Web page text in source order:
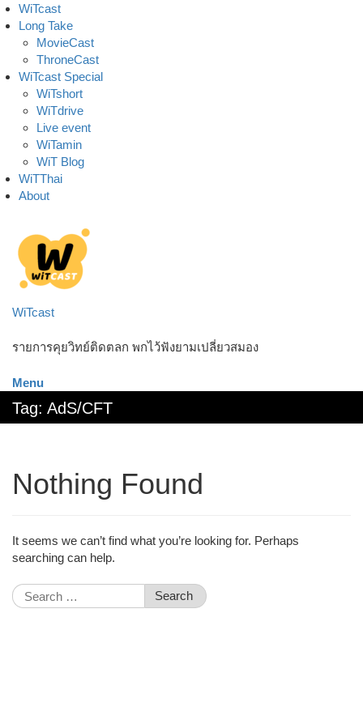
Skip
to
content
WiTcast
Long Take
MovieCast
ThroneCast
WiTcast Special
WiTshort
WiTdrive
Live event
WiTamin
WiT Blog
WiTThai
About
WiTcast
รายการคุยวิทย์ติดตลก พกไว้ฟังยามเปลี่ยวสมอง
Menu
Tag: AdS/CFT
Nothing Found
It seems we can’t find what you’re looking for. Perhaps
searching can help.
Search
for: